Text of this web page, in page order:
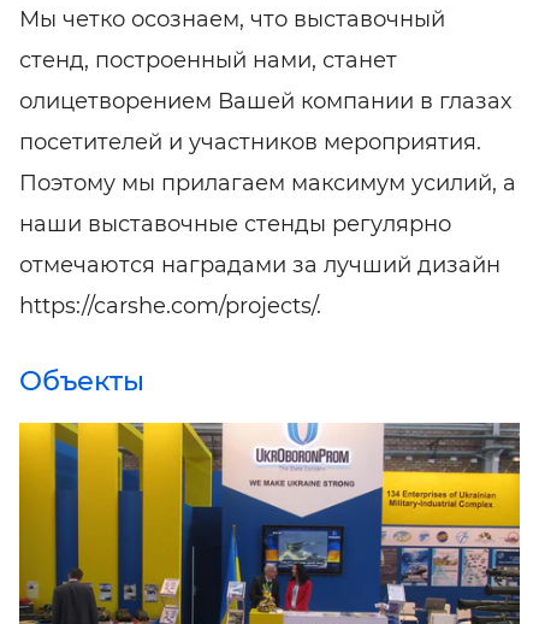
Мы четко осознаем, что выставочный
стенд, построенный нами, станет
олицетворением Вашей компании в глазах
посетителей и участников мероприятия.
Поэтому мы прилагаем максимум усилий, а
наши выставочные стенды регулярно
отмечаются наградами за лучший дизайн
https://carshe.com/projects/.
Объекты